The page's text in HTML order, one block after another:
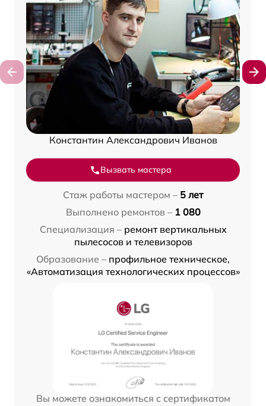
Константин Александрович Иванов
Вызвать мастера
Стаж работы мастером – 5 лет
Выполнено ремонтов – 1 080
Специализация – ремонт вертикальных
пылесосов и телевизоров
Образование – профильное техническое,
«Автоматизация технологических процессов»
Вы можете ознакомиться с сертификатом